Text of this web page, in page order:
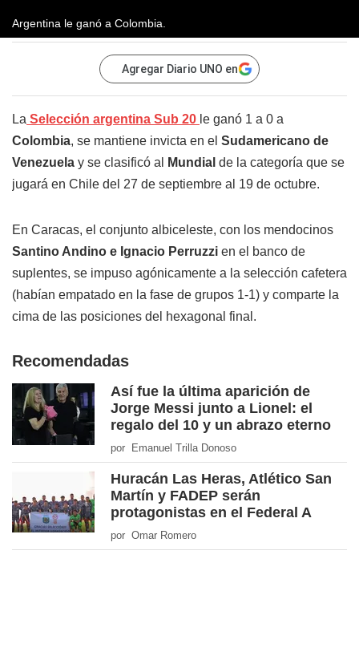
Argentina le ganó a Colombia.
Agregar Diario UNO en
La Selección argentina Sub 20 le ganó 1 a 0 a
Colombia, se mantiene invicta en el Sudamericano de
Venezuela y se clasificó al Mundial de la categoría que se
jugará en Chile del 27 de septiembre al 19 de octubre.
En Caracas, el conjunto albiceleste, con los mendocinos
Santino Andino e Ignacio Perruzzi en el banco de
suplentes, se impuso agónicamente a la selección cafetera
(habían empatado en la fase de grupos 1-1) y comparte la
cima de las posiciones del hexagonal final.
Recomendadas
Así fue la última aparición de
Jorge Messi junto a Lionel: el
regalo del 10 y un abrazo eterno
por Emanuel Trilla Donoso
Huracán Las Heras, Atlético San
Martín y FADEP serán
protagonistas en el Federal A
por Omar Romero